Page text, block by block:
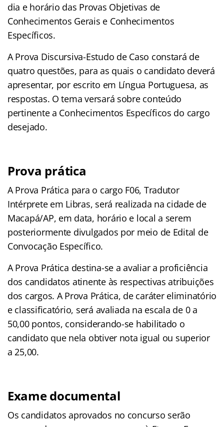
dia e horário das Provas Objetivas de
Conhecimentos Gerais e Conhecimentos
Específicos.
A Prova Discursiva-Estudo de Caso constará de
quatro questões, para as quais o candidato deverá
apresentar, por escrito em Língua Portuguesa, as
respostas. O tema versará sobre conteúdo
pertinente a Conhecimentos Específicos do cargo
desejado.
Prova prática
A Prova Prática para o cargo F06, Tradutor
Intérprete em Libras, será realizada na cidade de
Macapá/AP, em data, horário e local a serem
posteriormente divulgados por meio de Edital de
Convocação Específico.
A Prova Prática destina-se a avaliar a proficiência
dos candidatos atinente às respectivas atribuições
dos cargos. A Prova Prática, de caráter eliminatório
e classificatório, será avaliada na escala de 0 a
50,00 pontos, considerando-se habilitado o
candidato que nela obtiver nota igual ou superior
a 25,00.
Exame documental
Os candidatos aprovados no concurso serão